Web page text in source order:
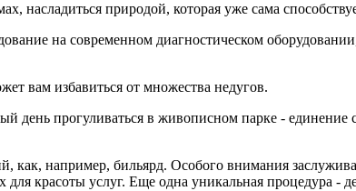
насладиться природой, которая уже сама
на современном диагностическом
вам избавиться от множества недугов.
день прогуливаться в живописном парке - единение
как, например, бильярд. Особого внимания
красоты услуг. Еще одна уникальная процедура -